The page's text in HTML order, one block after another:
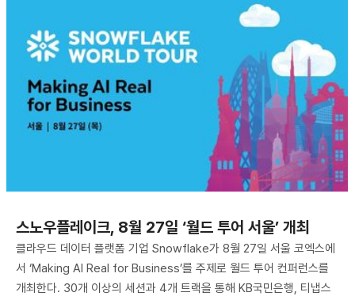
스노우플레이크, 8월 27일 ‘월드 투어 서울’ 개최
클라우드 데이터 플랫폼 기업 Snowflake가 8월 27일 서울 코엑스에
서 ‘Making AI Real for Business’를 주제로 월드 투어 컨퍼런스를
개최한다. 30개 이상의 세션과 4개 트랙을 통해 KB국민은행, 티냅스